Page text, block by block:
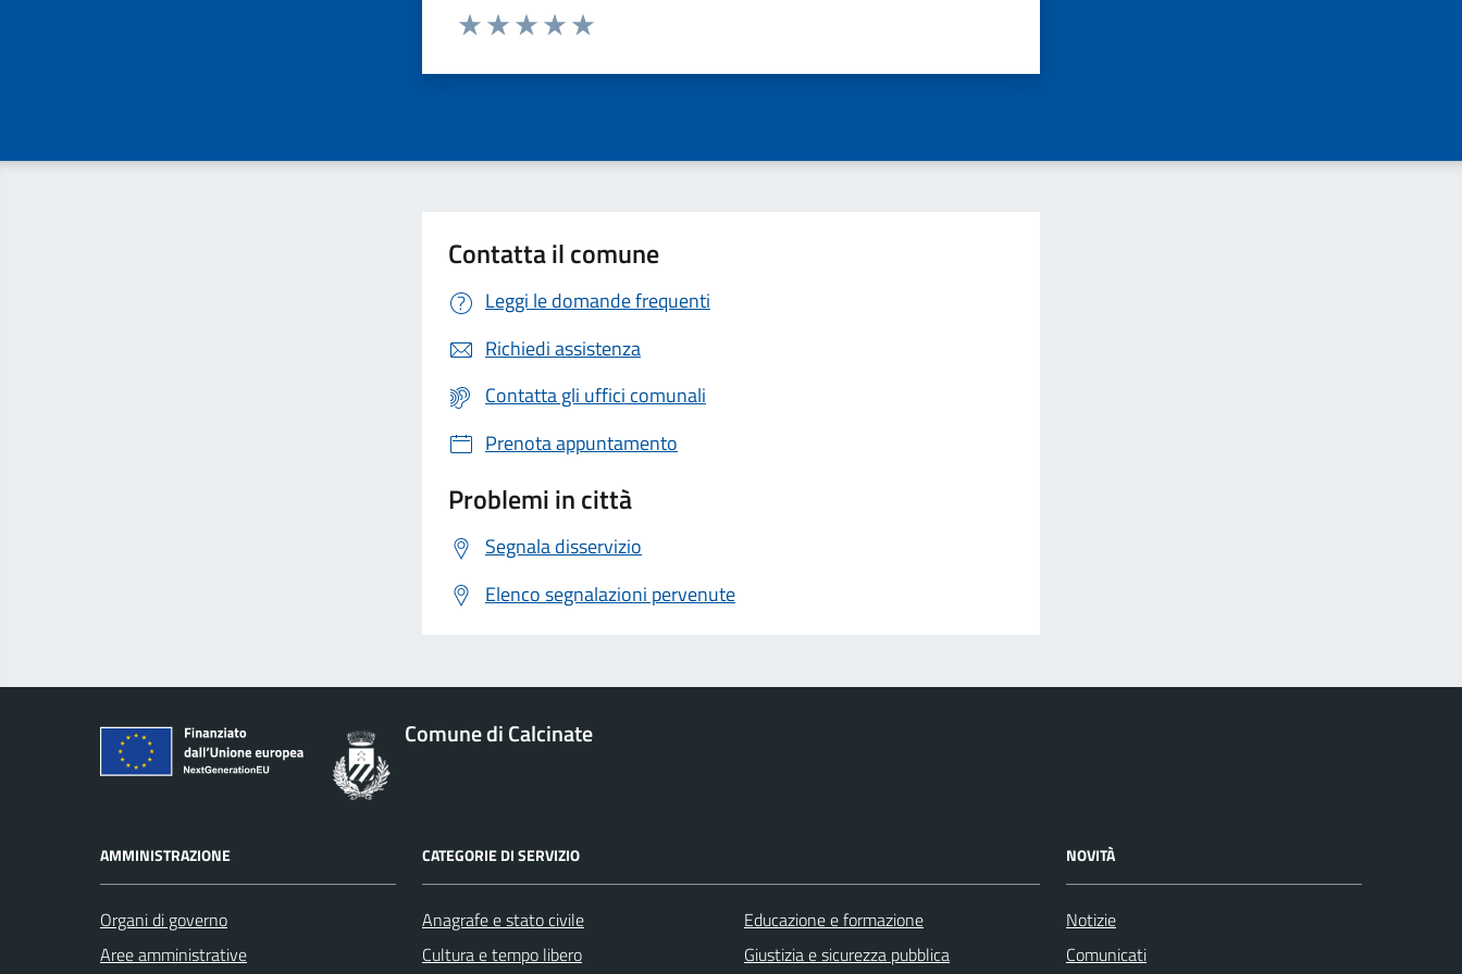
Valuta da 1 a 5 stelle la pagina
Contatta il comune
Leggi le domande frequenti
Richiedi assistenza
Contatta gli uffici comunali
Prenota appuntamento
Problemi in città
Segnala disservizio
Elenco segnalazioni pervenute
Comune di Calcinate
AMMINISTRAZIONE
Organi di governo
Aree amministrative
CATEGORIE DI SERVIZIO
Anagrafe e stato civile
Cultura e tempo libero
Educazione e formazione
Giustizia e sicurezza pubblica
NOVITÀ
Notizie
Comunicati